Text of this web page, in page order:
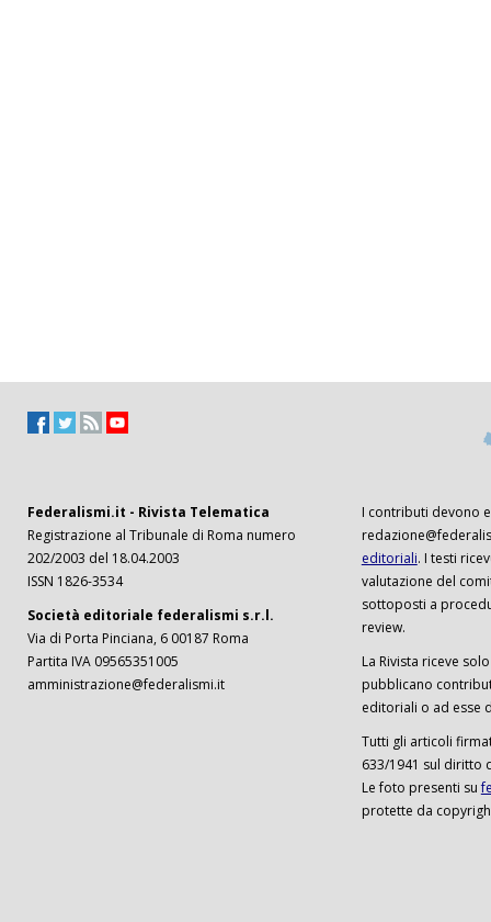
Federalismi.it - Rivista Telematica
Registrazione al Tribunale di Roma numero
202/2003 del 18.04.2003
ISSN 1826-3534
Società editoriale federalismi s.r.l.
Via di Porta Pinciana, 6 00187 Roma
Partita IVA 09565351005
amministrazione@federalismi.it
I contributi devono
editoriali. I testi
valutazione del
sottoposti a
review.
La Rivista riceve
pubblicano
editoriali o ad esse
Tutti gli articoli
633/1941 sul diritto
Le foto presenti su
protette da